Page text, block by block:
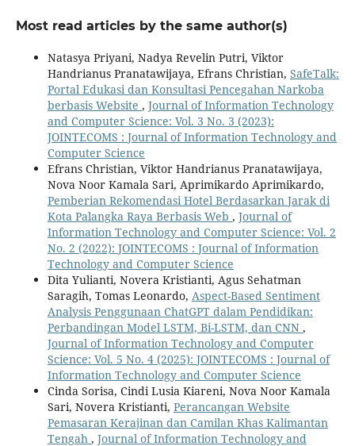
Most read articles by the same author(s)
Natasya Priyani, Nadya Revelin Putri, Viktor
Handrianus Pranatawijaya, Efrans Christian, SafeTalk:
Portal Edukasi dan Konsultasi Pencegahan Narkoba
berbasis Website , Journal of Information Technology
and Computer Science: Vol. 3 No. 3 (2023):
JOINTECOMS : Journal of Information Technology and
Computer Science
Efrans Christian, Viktor Handrianus Pranatawijaya,
Nova Noor Kamala Sari, Aprimikardo Aprimikardo,
Pemberian Rekomendasi Hotel Berdasarkan Jarak di
Kota Palangka Raya Berbasis Web , Journal of
Information Technology and Computer Science: Vol. 2
No. 2 (2022): JOINTECOMS : Journal of Information
Technology and Computer Science
Dita Yulianti, Novera Kristianti, Agus Sehatman
Saragih, Tomas Leonardo, Aspect-Based Sentiment
Analysis Penggunaan ChatGPT dalam Pendidikan:
Perbandingan Model LSTM, Bi-LSTM, dan CNN ,
Journal of Information Technology and Computer
Science: Vol. 5 No. 4 (2025): JOINTECOMS : Journal of
Information Technology and Computer Science
Cinda Sorisa, Cindi Lusia Kiareni, Nova Noor Kamala
Sari, Novera Kristianti, Perancangan Website
Pemasaran Kerajinan dan Camilan Khas Kalimantan
Tengah , Journal of Information Technology and